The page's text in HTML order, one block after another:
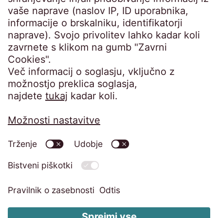
crossborder@eos-solutions.com